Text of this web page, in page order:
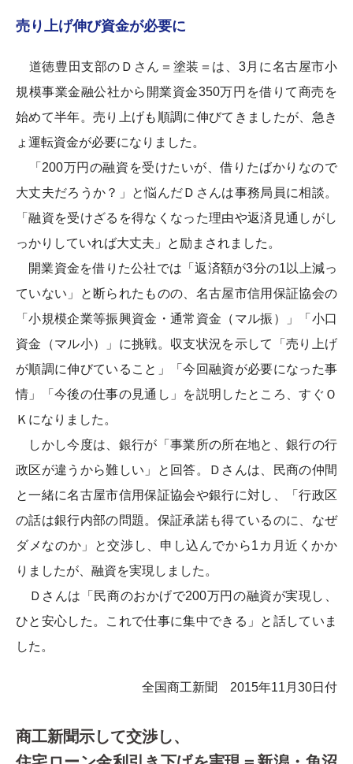
売り上げ伸び資金が必要に
道徳豊田支部のＤさん＝塗装＝は、3月に名古屋市小
規模事業金融公社から開業資金350万円を借りて商売を
始めて半年。売り上げも順調に伸びてきましたが、急き
ょ運転資金が必要になりました。
「200万円の融資を受けたいが、借りたばかりなので
大丈夫だろうか？」と悩んだＤさんは事務局員に相談。
「融資を受けざるを得なくなった理由や返済見通しがし
っかりしていれば大丈夫」と励まされました。
開業資金を借りた公社では「返済額が3分の1以上減っ
ていない」と断られたものの、名古屋市信用保証協会の
「小規模企業等振興資金・通常資金（マル振）」「小口
資金（マル小）」に挑戦。収支状況を示して「売り上げ
が順調に伸びていること」「今回融資が必要になった事
情」「今後の仕事の見通し」を説明したところ、すぐＯ
Ｋになりました。
しかし今度は、銀行が「事業所の所在地と、銀行の行
政区が違うから難しい」と回答。Ｄさんは、民商の仲間
と一緒に名古屋市信用保証協会や銀行に対し、「行政区
の話は銀行内部の問題。保証承諾も得ているのに、なぜ
ダメなのか」と交渉し、申し込んでから1カ月近くかか
りましたが、融資を実現しました。
Ｄさんは「民商のおかげで200万円の融資が実現し、
ひと安心した。これで仕事に集中できる」と話していま
した。
全国商工新聞 2015年11月30日付
商工新聞示して交渉し、